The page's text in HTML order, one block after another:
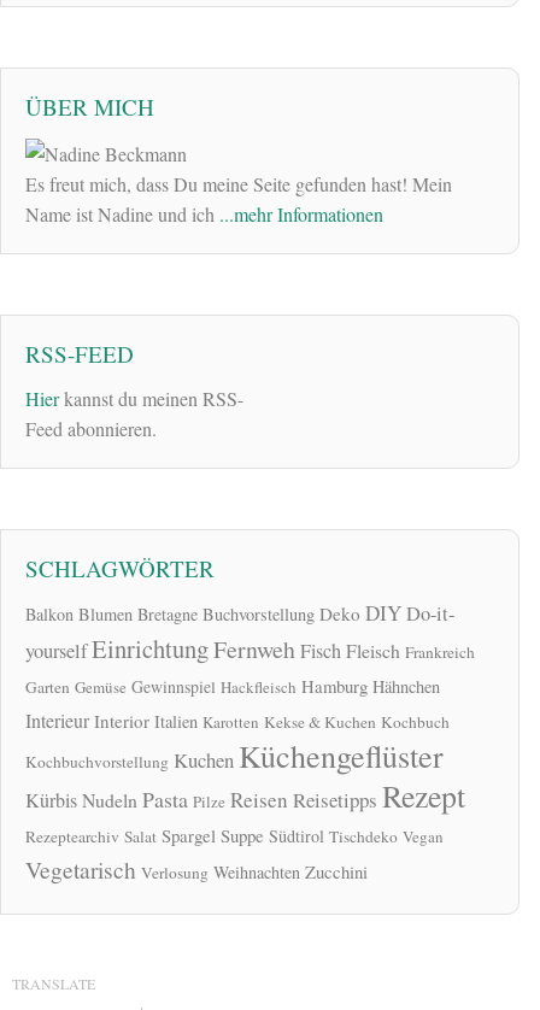
ÜBER MICH
Es freut mich, dass Du meine Seite gefunden hast! Mein
Name ist Nadine und ich ...mehr Informationen
RSS-FEED
Hierkannst du meinen RSS-
Feed abonnieren.
SCHLAGWÖRTER
Balkon Blumen Bretagne Buchvorstellung Deko DIYDo-it-
yourselfEinrichtungFernwehFischFleisch Frankreich
Garten Gemüse Gewinnspiel Hackfleisch Hamburg Hähnchen
Interieur Interior Italien Karotten Kekse & Kuchen Kochbuch
Kochbuchvorstellung Kuchen Küchengeflüster
KürbisNudelnPasta Pilze Reisen Reisetipps Rezept
Rezeptearchiv Salat Spargel Suppe Südtirol Tischdeko Vegan
Vegetarisch Verlosung Weihnachten Zucchini
TRANSLATE